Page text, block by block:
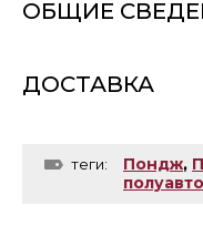
ОБЩИЕ
ДОСТАВКА
теги: Пондж,